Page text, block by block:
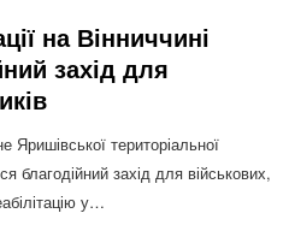
на Вінниччині
захід для
територіальної
благодійний захід для військових,
у…